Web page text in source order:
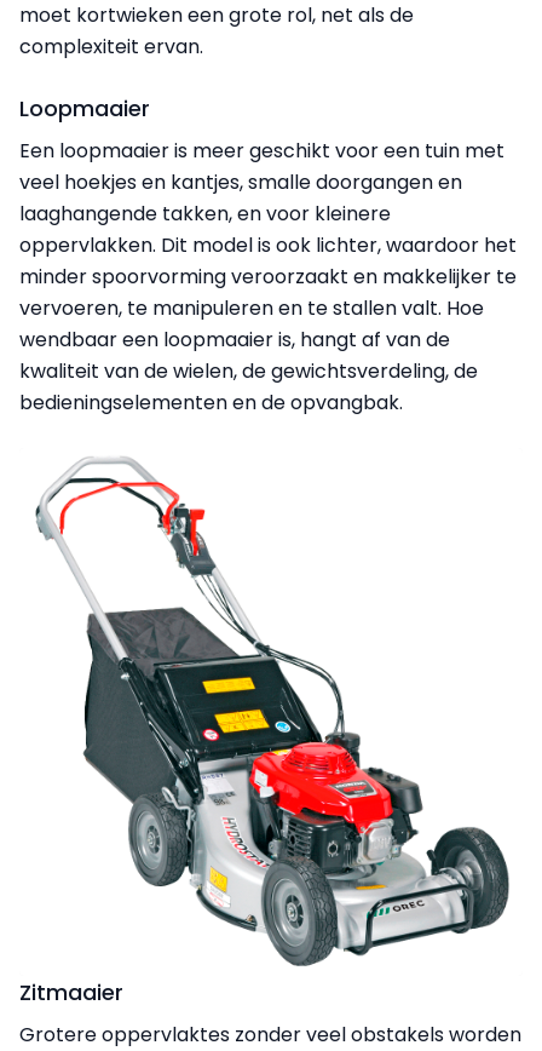
moet kortwieken een grote rol, net als de
complexiteit ervan.
Loopmaaier
Een loopmaaier is meer geschikt voor een tuin met
veel hoekjes en kantjes, smalle doorgangen en
laaghangende takken, en voor kleinere
oppervlakken. Dit model is ook lichter, waardoor het
minder spoorvorming veroorzaakt en makkelijker te
vervoeren, te manipuleren en te stallen valt. Hoe
wendbaar een loopmaaier is, hangt af van de
kwaliteit van de wielen, de gewichtsverdeling, de
bedieningselementen en de opvangbak.
Zitmaaier
Grotere oppervlaktes zonder veel obstakels worden